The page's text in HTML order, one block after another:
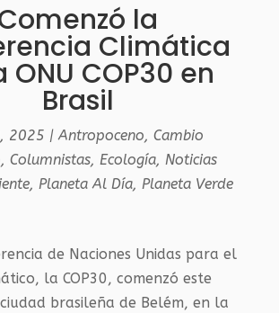
la
Climática
ONU COP30 en
Brasil
2025 |Antropoceno,Cambio
, Columnistas, Ecología, Noticias
,Planeta Al Día,Planeta Verde
de Naciones Unidas para el
la COP30, comenzó este
brasileña de Belém, en la